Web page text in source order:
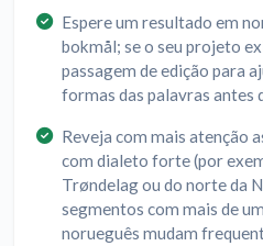
Espere um resultado em
bokmål; se o seu projeto
passagem de edição para
formas das palavras antes
Reveja com mais atenção
com dialeto forte (por
Trøndelag ou do norte da
segmentos com mais de
norueguês mudam